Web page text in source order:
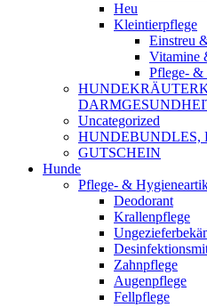
Heu
Kleintierpflege
Einstreu
Vitamine
Pflege- &
Uncategorized
HUNDEBUNDLES,
GUTSCHEIN
Hunde
Pflege- &
Deodorant
Krallenpflege
Zahnpflege
Augenpflege
Fellpflege